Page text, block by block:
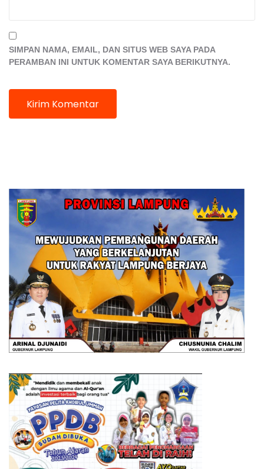
SIMPAN NAMA, EMAIL, DAN SITUS WEB SAYA PADA
PERAMBAN INI UNTUK KOMENTAR SAYA BERIKUTNYA.